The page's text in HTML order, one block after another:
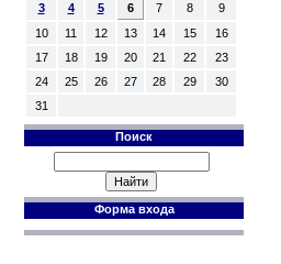
3
4 5 6 7 8
9
10
11 12 13 14 15
16
17
18 19 20 21 22
23
24
25 26 27 28 29
30
31
Поиск
Форма входа